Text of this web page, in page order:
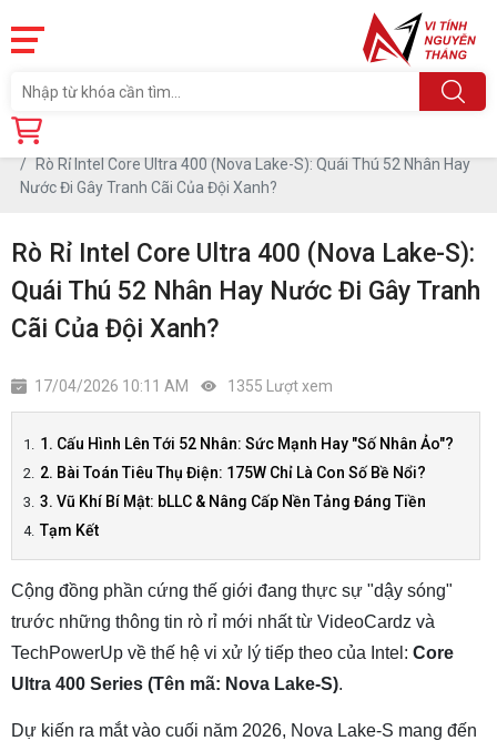
Trang chủ
Rò Rỉ Intel Core Ultra 400 (Nova Lake-S): Quái Thú 52 Nhân Hay
Nước Đi Gây Tranh Cãi Của Đội Xanh?
Rò Rỉ Intel Core Ultra 400 (Nova Lake-S):
Quái Thú 52 Nhân Hay Nước Đi Gây Tranh
Cãi Của Đội Xanh?
17/04/2026 10:11 AM 1355 Lượt xem
1. Cấu Hình Lên Tới 52 Nhân: Sức Mạnh Hay "Số Nhân Ảo"?
2. Bài Toán Tiêu Thụ Điện: 175W Chỉ Là Con Số Bề Nổi?
3. Vũ Khí Bí Mật: bLLC & Nâng Cấp Nền Tảng Đáng Tiền
Tạm Kết
Cộng đồng phần cứng thế giới đang thực sự "dậy sóng"
trước những thông tin rò rỉ mới nhất từ VideoCardz và
TechPowerUp về thế hệ vi xử lý tiếp theo của Intel: Core
Ultra 400 Series (Tên mã: Nova Lake-S).
Dự kiến ra mắt vào cuối năm 2026, Nova Lake-S mang đến